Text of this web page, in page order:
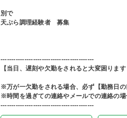
別で
天ぷら調理経験者 募集
-------------------------------------------
【当日、遅刻や欠勤をされると大変困りま
※万が一欠勤をされる場合、必ず【勤務日
※時間を過ぎての連絡やメールでの連絡の場
-------------------------------------------